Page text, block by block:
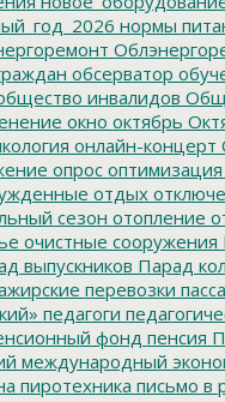
нормы
обсерватор
инвалидов
окно октябрь
онлайн-концерт
опрос оптимизация
отдых
сезон отопление
очистные сооружения
выпускников Парад
перевозки
педагоги
фонд пенсия
международный
пиротехника письмо в